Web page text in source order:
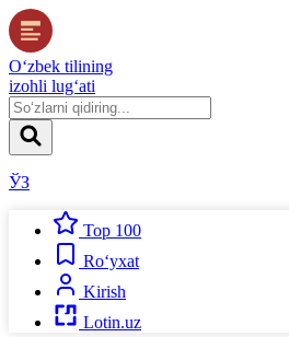
O‘zbek tilining
izohli lug‘ati
ЎЗ
Top 100
Ro‘yxat
Kirish
Lotin.uz